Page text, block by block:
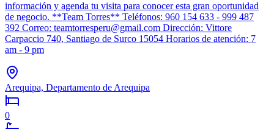
información y agenda tu visita para conocer esta gran oportunidad
de negocio. **Team Torres** Teléfonos: 960 154 633 - 999 487
392 Correo: teamtorresperu@gmail.com Dirección: Vittore
Carpaccio 740, Santiago de Surco 15054 Horarios de atención: 7
am - 9 pm
Arequipa, Departamento de Arequipa
0